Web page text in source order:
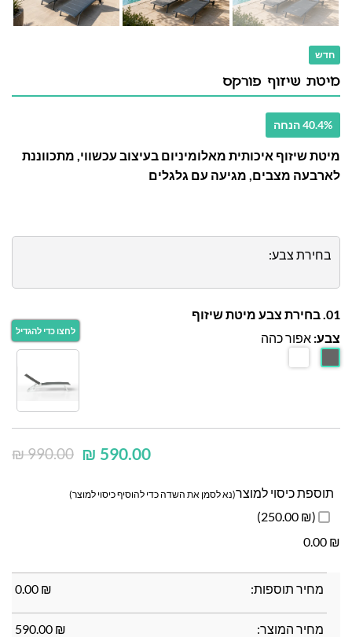
חדש
מיטת שיזוף פורקס
40.4% הנחה
מיטת שיזוף איכותית מאלומיניום בעיצוב עכשווי, מתכווננת
לארבעה מצבים, מגיעה עם גלגלים
בחירת צבע:
01. בחירת צבע מיטת שיזוף
צבע: אפור כהה
₪990.00 ₪ 590.00
תוספת כיסוי למוצר(נא לסמן את השדה כדי להוסיף כיסוי למוצר)
(₪ 250.00)
₪
0.00
מחיר תוספות: ₪
0.00
מחיר המוצר: ₪
590.00